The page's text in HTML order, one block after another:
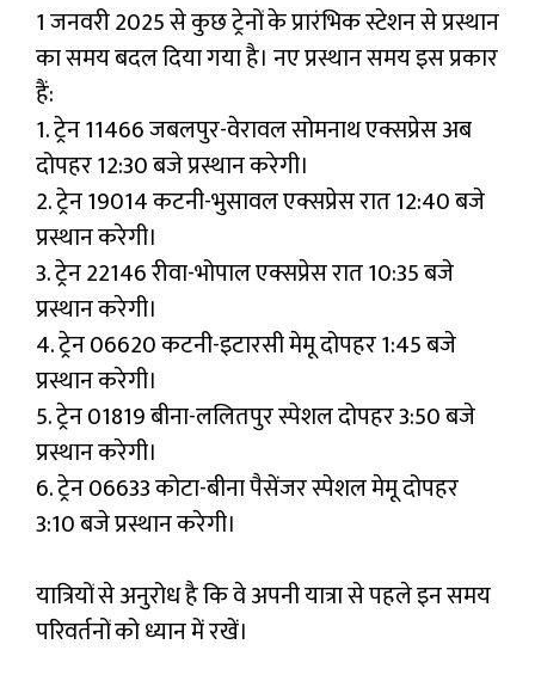
1 जनवरी 2025 से कुछ ट्रेनों के प्रारंभिक स्टेशन से प्रस्थान
का समय बदल दिया गया है। नए प्रस्थान समय इस प्रकार
हैं:
1. ट्रेन 11466 जबलपुर-वेरावल सोमनाथ एक्सप्रेस अब
दोपहर 12:30 बजे प्रस्थान करेगी।
2. ट्रेन 19014 कटनी-भुसावल एक्सप्रेस रात 12:40 बजे
प्रस्थान करेगी।
3. ट्रेन 22146 रीवा-भोपाल एक्सप्रेस रात 10:35 बजे
प्रस्थान करेगी।
4. ट्रेन 06620 कटनी-इटारसी मेमू दोपहर 1:45 बजे
प्रस्थान करेगी।
5. ट्रेन 01819 बीना-ललितपुर स्पेशल दोपहर 3:50 बजे
प्रस्थान करेगी।
6. ट्रेन 06633 कोटा-बीना पैसेंजर स्पेशल मेमू दोपहर
3:10 बजे प्रस्थान करेगी।
यात्रियों से अनुरोध है कि वे अपनी यात्रा से पहले इन समय
परिवर्तनों को ध्यान में रखें।